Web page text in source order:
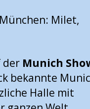
Milet,
der Munich
bekannte
Halle mit